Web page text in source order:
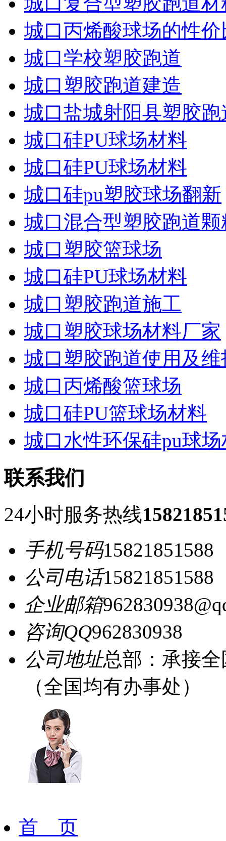
城口丙烯酸球场的性价
城口学校塑胶跑道
城口塑胶跑道建造
城口盐城射阳县塑胶跑
城口硅PU球场材料
城口硅PU球场材料
城口硅pu塑胶球场翻新
城口混合型塑胶跑道颗
城口塑胶篮球场
城口硅PU球场材料
城口塑胶跑道施工
城口塑胶球场材料厂家
城口塑胶跑道使用及维
城口丙烯酸篮球场
城口硅PU篮球场材料
城口水性环保硅pu球
联系我们
24小时服务热线
手机号码15821851588
公司电话15821851588
企业邮箱
咨询QQ962830938
公司地址总部：承接
（全国均有办事处）
首 页